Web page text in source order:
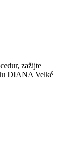
zažijte
DIANA Velké